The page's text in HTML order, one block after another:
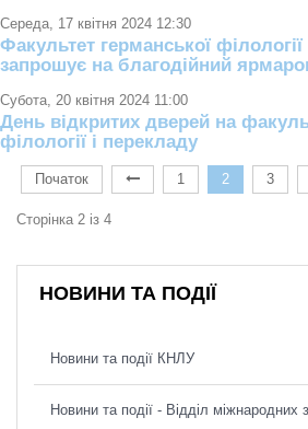
Середа, 17 квітня 2024 12:30
Факультет германської
запрошує на благодійний
Субота, 20 квітня 2024 11:00
День відкритих дверей на
філології і перекладу
Початок 1 2 3
Сторінка 2 із 4
НОВИНИ ТА ПОДІЇ
Новини та події КНЛУ
Новини та події - Відділ міжнародних